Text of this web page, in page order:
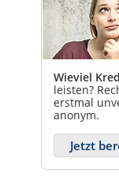
Wieviel
leisten?
erstmal
anonym.
Jetzt